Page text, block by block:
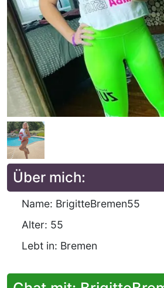
Über mich:
Name: BrigitteBremen55
Alter: 55
Lebt in: Bremen